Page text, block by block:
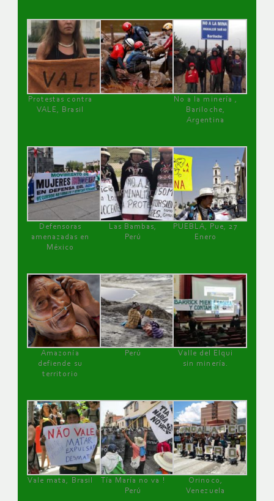
Protestas contra
VALE, Brasil
No a la minería ,
Bariloche,
Argentina
Defensoras
amenazadas en
México
Las Bambas,
Perú
PUEBLA, Pue, 27
Enero
Amazonía
defiende su
territorio
Perú
Valle del Elqui
sin minería.
Vale mata, Brasil
Tía María no va !
Perú
Orinoco,
Venezuela